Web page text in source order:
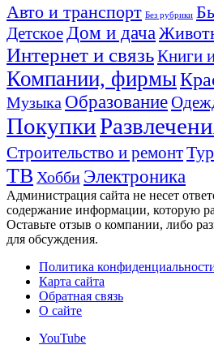
Авто и транспорт Без рубрики
Детское Дом и дача
Интернет и связьКниги
Компании, фирмы
Музыка Образование
Покупки
Строительство и ремонт
ТВ Хобби Электроника
Администрация сайта не несет
содержание информации, которую
Оставьте отзыв о компании, либо
для обсуждения.
Политика
Карта сайта
Обратная связь
О сайте
YouTube